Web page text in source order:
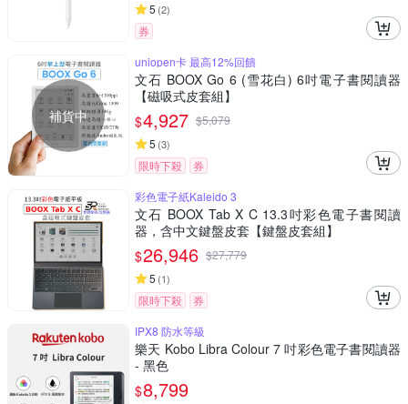
5 (2)
券
補貨中
uniopen卡 最高12%回饋
文石 BOOX Go 6 (雪花白) 6吋電子書閱讀器
【磁吸式皮套組】
$4,927 $5,079
5 (3)
限時下殺
券
彩色電子紙Kaleido 3
文石 BOOX Tab X C 13.3吋彩色電子書閱讀
器，含中文鍵盤皮套【鍵盤皮套組】
$26,946 $27,779
5 (1)
限時下殺
券
IPX8 防水等級
樂天 Kobo Libra Colour 7 吋彩色電子書閱讀器
- 黑色
$8,799